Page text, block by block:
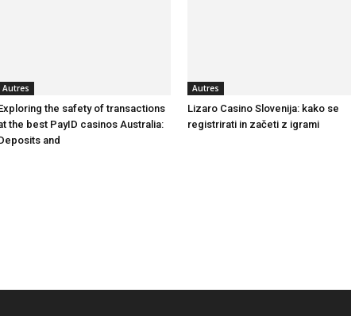
en
Autres
the safety of transactions
the best PayID casinos Australia:
and
Autres
Lizaro Casino Slovenija: kako se
registrirati in začeti z igrami